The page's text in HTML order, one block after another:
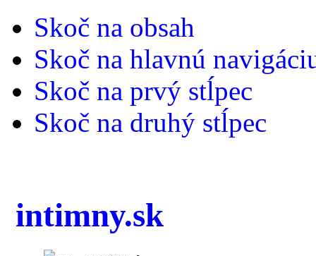
Skoč na obsah
Skoč na hlavnú
Skoč na prvý stĺpec
Skoč na druhý stĺpec
intimny.sk